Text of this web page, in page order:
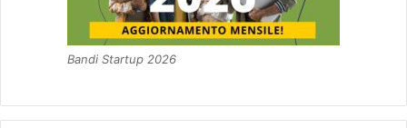
Bandi Startup 2026